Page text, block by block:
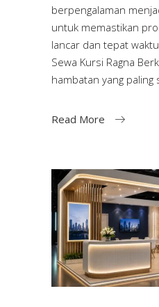
berpengalaman
untuk memastikan
lancar dan tepat
Sewa Kursi Ragna
hambatan yang paling
Read More